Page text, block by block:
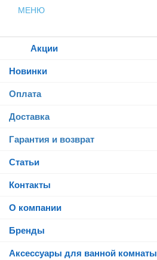
МЕНЮ
Акции
Новинки
Оплата
Доставка
Гарантия и возврат
Статьи
Контакты
О компании
Бренды
Аксессуары для ванной комнаты